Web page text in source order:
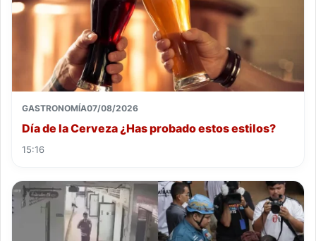
GASTRONOMÍA07/08/2026
Día de la Cerveza ¿Has probado estos estilos?
15:16